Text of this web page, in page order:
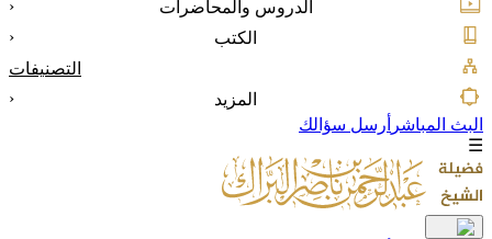
الدروس والمحاضرات
‹
الكتب
‹
التصنيفات
المزيد
‹
البث المباشر أرسل سؤالك
☰